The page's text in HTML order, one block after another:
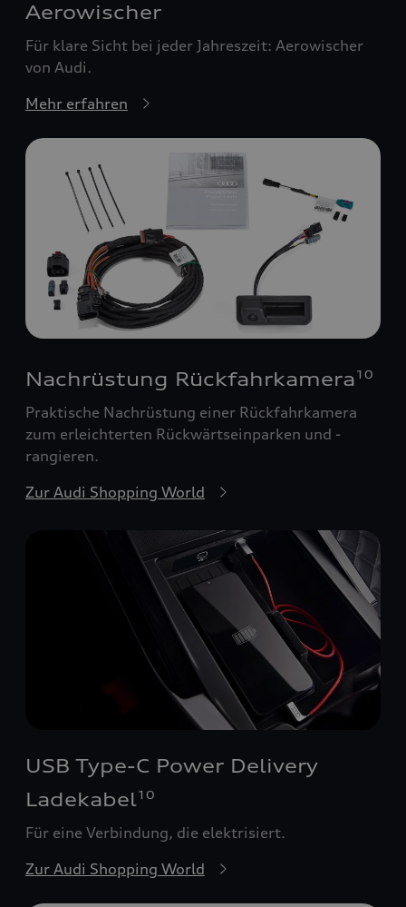
Aerowischer
Für klare Sicht bei jeder Jahreszeit: Aerowischer
von Audi.
Mehr erfahren
Nachrüstung Rückfahrkamera 10
Praktische Nachrüstung einer Rückfahrkamera
zum erleichterten Rückwärtseinparken und -
rangieren.
Zur Audi Shopping World
USB Type-C Power Delivery
Ladekabel10
Für eine Verbindung, die elektrisiert.
Zur Audi Shopping World